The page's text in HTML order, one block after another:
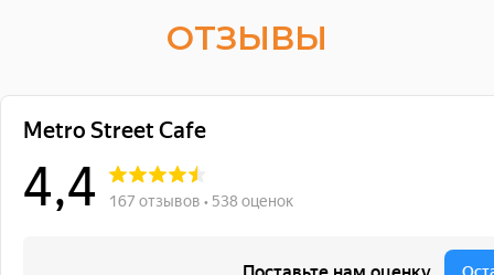
ОТЗЫВЫ